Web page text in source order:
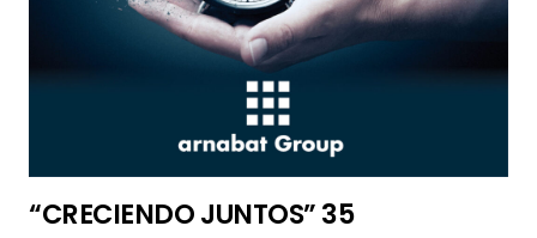
“CRECIENDO JUNTOS” 35